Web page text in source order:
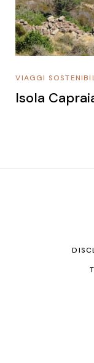
VIAGGI
Isola